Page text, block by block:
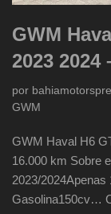
GWM
2023 2024
por
GWM
GWM Haval H6
16.000 km Sobre
2023/2024Apenas
Gasolina150cv…